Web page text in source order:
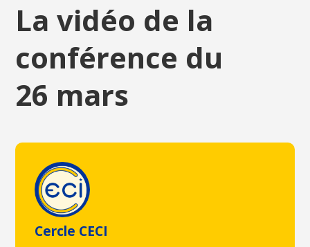
La vidéo de la
conférence du
26 mars
Cercle CECI